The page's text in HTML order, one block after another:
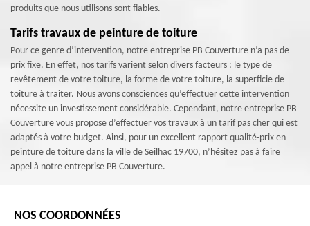
produits que nous utilisons sont fiables.
Tarifs travaux de peinture de toiture
Pour ce genre d’intervention, notre entreprise PB Couverture n’a pas de
prix fixe. En effet, nos tarifs varient selon divers facteurs : le type de
revêtement de votre toiture, la forme de votre toiture, la superficie de
toiture à traiter. Nous avons consciences qu’effectuer cette intervention
nécessite un investissement considérable. Cependant, notre entreprise PB
Couverture vous propose d’effectuer vos travaux à un tarif pas cher qui est
adaptés à votre budget. Ainsi, pour un excellent rapport qualité-prix en
peinture de toiture dans la ville de Seilhac 19700, n’hésitez pas à faire
appel à notre entreprise PB Couverture.
NOS COORDONNÉES